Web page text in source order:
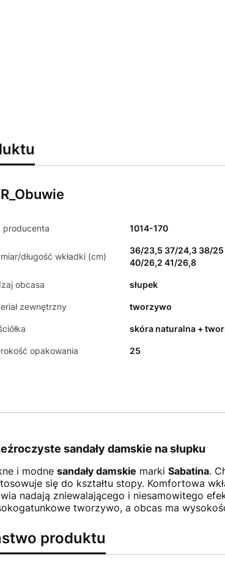
producenta 1014-170
długość wkładki (cm)
36/23,5 37/24,3 38/
40/26,2 41/26,8
obcasa słupek
zewnętrzny tworzywo
skóra naturalna +
opakowania 25
sandały damskie na słupku
i modne sandały damskie marki Sabatina.
się do kształtu stopy. Komfortowa
nadają zniewalającego i niesamowitego
tworzywo, a obcas ma
produktu